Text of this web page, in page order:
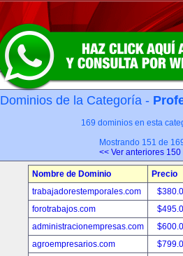
Dominios de la Categoría -
169 dominios en esta
Mostrando 151 de
<< Ver anteriores 150
Nombre de Dominio
Precio
trabajadorestemporales.com
forotrabajos.com
administracionempresas.com
agroempresarios.com